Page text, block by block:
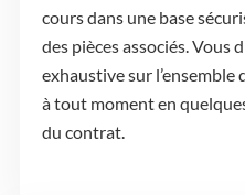
cours dans une base
des pièces associés. Vous
exhaustive sur
à tout moment en
du contrat.